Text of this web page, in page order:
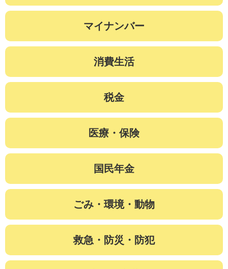
マイナンバー
消費生活
税金
医療・保険
国民年金
ごみ・環境・動物
救急・防災・防犯